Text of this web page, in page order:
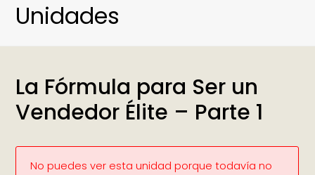
Unidades
La Fórmula para Ser un
Vendedor Élite – Parte 1
No puedes ver esta unidad porque todavía no